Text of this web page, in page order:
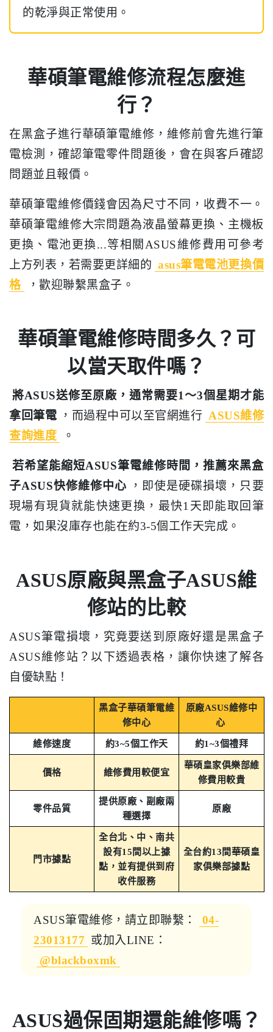
的乾淨與正常使用。
華碩筆電維修流程怎麼進
行？
在黑盒子進行華碩筆電維修，維修前會先進行筆
電檢測，確認筆電零件問題後，會在與客戶確認
問題並且報價。
華碩筆電維修價錢會因為尺寸不同，收費不一。
華碩筆電維修大宗問題為液晶螢幕更換、主機板
更換、電池更換...等相關ASUS維修費用可參考
上方列表，若需要更詳細的 asus筆電電池更換價
格
，歡迎聯繫黑盒子。
華碩筆電維修時間多久？可
以當天取件嗎？
將ASUS送修至原廠，通常需要1～3個星期才能
拿回筆電 ，而過程中可以至官網進行 ASUS維修
查詢進度
。
若希望能縮短ASUS筆電維修時間，推薦來黑盒
子ASUS快修維修中心
，即使是硬碟損壞，只要
現場有現貨就能快速更換，最快1天即能取回筆
電，如果沒庫存也能在約3-5個工作天完成。
ASUS原廠與黑盒子ASUS維
修站的比較
ASUS筆電損壞，究竟要送到原廠好還是黑盒子
ASUS維修站？以下透過表格，讓你快速了解各
自優缺點！
黑盒子華碩筆電維
修中心
原廠ASUS維修中
心
維修速度 約3~5個工作天 約1~3個禮拜
價格 維修費用較便宜
華碩皇家俱樂部維
修費用較貴
零件品質
提供原廠、副廠兩
種選擇
原廠
門市據點
全台北、中、南共
設有15間以上據
點，並有提供到府
收件服務
全台約13間華碩皇
家俱樂部據點
ASUS筆電維修，請立即聯繫：
04-
23013177 或加入LINE：
@blackboxmk
ASUS過保固期還能維修嗎？